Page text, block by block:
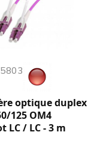
optique duplex
125 OM4
LC / LC - 3 m